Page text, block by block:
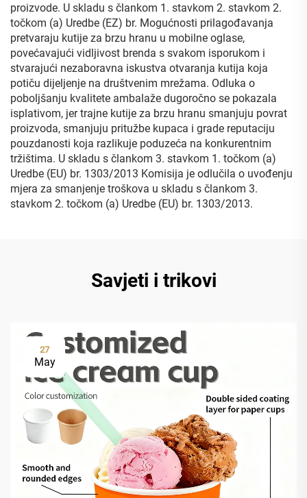
proizvode. U skladu s člankom 1. stavkom 2. stavkom 2.
točkom (a) Uredbe (EZ) br. Mogućnosti prilagođavanja
pretvaraju kutije za brzu hranu u mobilne oglase,
povećavajući vidljivost brenda s svakom isporukom i
stvarajući nezaboravna iskustva otvaranja kutija koja
potiču dijeljenje na društvenim mrežama. Odluka o
poboljšanju kvalitete ambalaže dugoročno se pokazala
isplativom, jer trajne kutije za brzu hranu smanjuju povrat
proizvoda, smanjuju pritužbe kupaca i grade reputaciju
pouzdanosti koja razlikuje poduzeća na konkurentnim
tržištima. U skladu s člankom 3. stavkom 1. točkom (a)
Uredbe (EU) br. 1303/2013 Komisija je odlučila o uvođenju
mjera za smanjenje troškova u skladu s člankom 3.
stavkom 2. točkom (a) Uredbe (EU) br. 1303/2013.
Savjeti i trikovi
27
May